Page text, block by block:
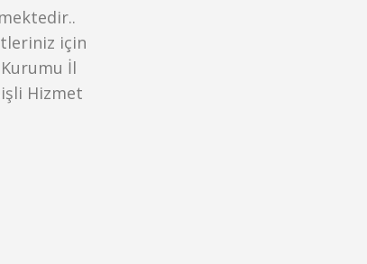
için
İl
Hizmet